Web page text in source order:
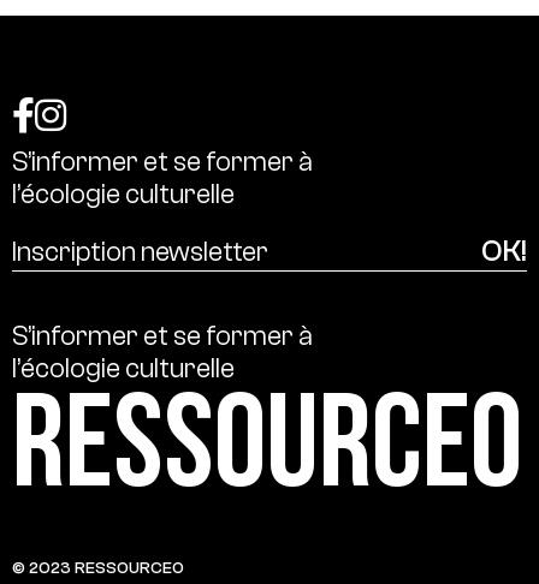
S’informer et se former à
l’écologie culturelle
S’informer et se former à
l’écologie culturelle
Ressource0
© 2023 RESSOURCE0